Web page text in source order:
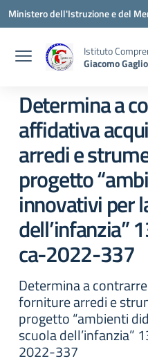
Vai ai contenuti
Vai al menu di navigazione
Vai al footer
Ministero dell'Istruzione e del
Istituto
Giacomo
Determina a
affidativa
arredi e
progetto
innovativi per
dell’infanzia”
ca-2022-337
Determina a
forniture arredi e
progetto “ambienti
scuola dell’infanzia”
2022-337